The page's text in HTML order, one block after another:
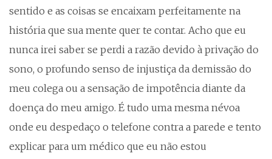
sentido e as coisas se encaixam perfeitamente na
história que sua mente quer te contar. Acho que eu
nunca irei saber se perdi a razão devido à privação do
sono, o profundo senso de injustiça da demissão do
meu colega ou a sensação de impotência diante da
doença do meu amigo. É tudo uma mesma névoa
onde eu despedaço o telefone contra a parede e tento
explicar para um médico que eu não estou